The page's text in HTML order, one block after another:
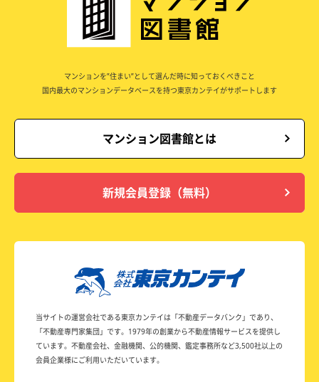
マンションを”住まい”として選んだ時に知っておくべきこと
国内最大のマンションデータベースを持つ東京カンテイがサポートします
マンション図書館とは
新規会員登録（無料）
当サイトの運営会社である東京カンテイは 「不動産データバンク」であり、
「不動産専門家集団」です。 1979年の創業から不動産情報サービスを提供し
ています。 不動産会社、金融機関、公的機関、鑑定事務所など3,500社以上の
会員企業様にご利用いただいています。